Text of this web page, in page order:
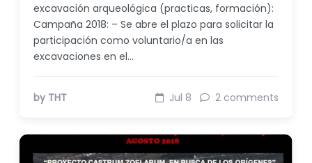
excavación arqueológica (practicas, formación):
Campaña 2018: – Se abre el plazo para solicitar la
participación como voluntario/a en las
excavaciones en el…
by THT Jul 8 2 comments